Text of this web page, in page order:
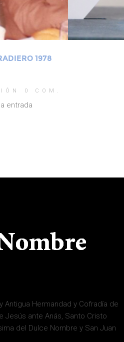
1978
0 COM.
entrada
Antigua Hermandad y Cofradía de
Jesús ante Anás, Santo Cristo
del Dulce Nombre y San Juan